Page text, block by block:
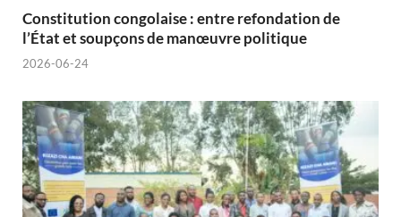
Constitution congolaise : entre refondation de
l’État et soupçons de manœuvre politique
2026-06-24